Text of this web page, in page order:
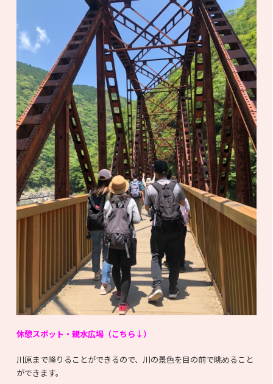
休憩スポット・親水広場（こちら↓）
川原まで降りることができるので、川の景色を目の前で眺めること
ができます。